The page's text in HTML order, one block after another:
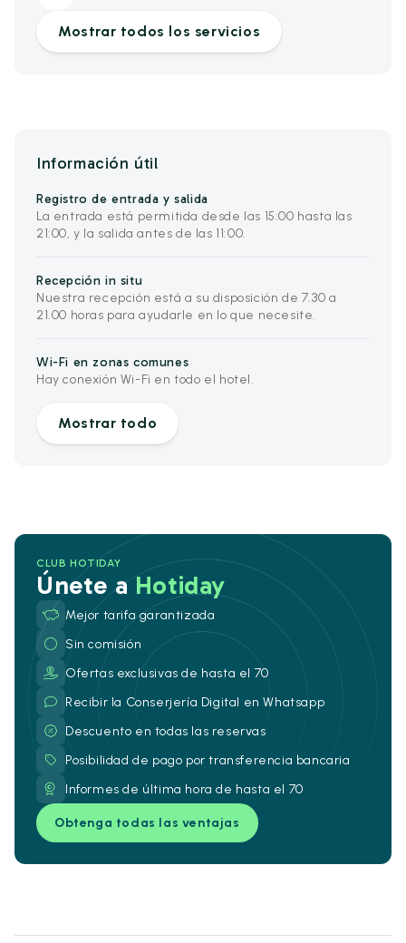
Mostrar todos los servicios
Información útil
Registro de entrada y salida
La entrada está permitida desde las 15:00 hasta las
21:00, y la salida antes de las 11:00.
Recepción in situ
Nuestra recepción está a su disposición de 7.30 a
21.00 horas para ayudarle en lo que necesite.
Wi-Fi en zonas comunes
Hay conexión Wi-Fi en todo el hotel.
Mostrar todo
CLUB HOTIDAY
Únete aHotiday
Mejor tarifa garantizada
Sin comisión
Ofertas exclusivas de hasta el 70
Recibir la Conserjería Digital en Whatsapp
Descuento en todas las reservas
Posibilidad de pago por transferencia bancaria
Informes de última hora de hasta el 70
Obtenga todas las ventajas